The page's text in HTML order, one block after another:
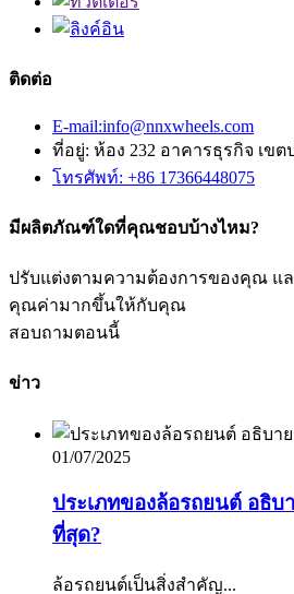
ติดต่อ
E-mail:info@nnxwheels.com
ที่อยู่: ห้อง 232 อาคารธุรกิจ เข
โทรศัพท์: +86 17366448075
มีผลิตภัณฑ์ใดที่คุณชอบบ้างไหม?
ปรับแต่งตามความต้องการของคุณ
คุณค่ามากขึ้นให้กับคุณ
สอบถามตอนนี้
ข่าว
01/07/2025
ประเภทของล้อรถยนต์ อธิบ
ที่สุด?
ล้อรถยนต์เป็นสิ่งสำคัญ...